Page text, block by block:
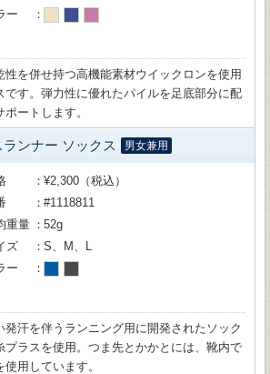
ー
性を併せ持つ高機能素材ウイックロンを使用
です。弾力性に優れたパイルを足底部分に配
ートします。
ンナー ソックス 男女兼用
¥2,300（税込）
#1118811
重量
52g
ズ
S、M、L
ー
発汗を伴うランニング用に開発されたソック
プラスを使用。つま先とかかとには、靴内で
用しています。